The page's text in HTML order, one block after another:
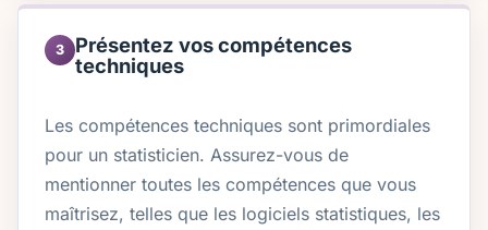
3
Présentez vos compétences
techniques
Les compétences techniques sont primordiales
pour un statisticien. Assurez-vous de
mentionner toutes les compétences que vous
maîtrisez, telles que les logiciels statistiques, les